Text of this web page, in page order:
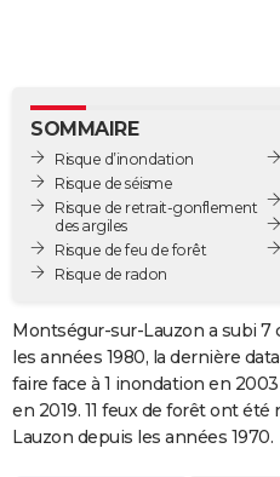
BONS PLANS
CARTE DE VOEUX
Carte de Noël
Carte Bonne année
Carte Saint-Valentin
Carte Pâques
Carte d'anniversaire
DICTIONNAIRE
Dictionnaire
Biographies
Citations
Expressions
Proverbes
PROGRAMME TV
COPAINS D'AVANT
S'inscrire
Se connecter
Lycées
Collèges
Primaires
Universités
Entreprises
Service militaire
Avis de recherche
AVIS DE DÉCÈS
FORUM
SOMMAIRE
Risque d’inondation
Risque de séisme
Risque de retrait-gonflement
des argiles
Risque de feu de forêt
Risque de radon
Montségur-sur-Lauzon a subi
les années 1980, la dernière
faire face à 1 inondation en
en 2019. 11 feux de forêt ont
Lauzon depuis les années 1970.